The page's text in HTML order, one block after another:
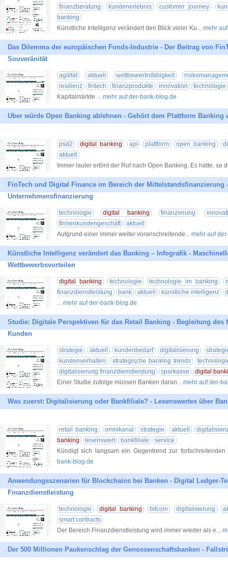
finanzberatung
kundenerlebnis customer journey
banking
Künstliche Intelligenz verändert den Blick vieler Ku... mehr
Das Dilemma der europäischen Fonds-Industrie - Der Beitrag von
Souveränität
agilität aktuell wettbewerbsfähigkeit
resilienz
fintech finanzprodukte innovation
technologie
Kapitalmärkte ... mehr auf der-bank-blog.de
Uber würde Open Banking ablehnen - Gehört dem Plattform
psd2 digital banking api plattform open banking
aktuell
Immer lauter ertönt der Ruf nach Open Banking. Es hätte, so
FinTech und Digital Finance im Bereich der Mittelstandsfinanzierung
Unternehmensfinanzierung
technologie digital banking finanzierung
firmenkundengeschäft
aktuell
Aufgrund einer immer weiter voranschreitende... mehr auf
Künstliche Intelligenz verändert das Banking – Infografik -
Wettbewerbsvorteilen
digital banking technologie technologie im banking
finanzdienstleistung
bank aktuell künstliche intelligenz
... mehr auf der-bank-blog.de
Studie: Digitale Perspektiven für das Retail Banking - Begleitung
Kunden
strategie aktuell kundenbedarf digitalisierung
kundenverhalten
strategische banking trends
digitalisierung finanzdienstleistung
sparkasse
digital
Einer Studie zufolge müssen Banken daran... mehr auf der-
Was zuerst: Digitalisierung oder Bankfiliale? - Lesenswertes über
retail banking omnikanal strategie aktuell
banking
lesenswert bankfiliale
service
Kündigt sich langsam ein Gegentrend zur fortschreitenden
bank-blog.de
Anwendungsszenarien für Blockchains bei Banken - Digital Ledger-
Finanzdienstleistung
technologie digital banking bitcoin digitalisierung
smart contracts
Der Bereich Finanzdienstleistung wird immer wieder als e...
Der 500 Millionen Paukenschlag der Genossenschaftsbanken -